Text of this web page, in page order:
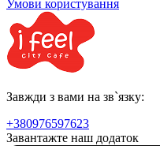
Умови користування
Завжди з вами на зв`язку:
+380976597623
Завантажте наш додаток